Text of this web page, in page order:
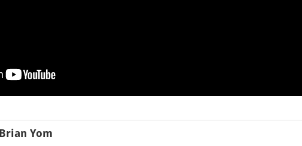
Yom